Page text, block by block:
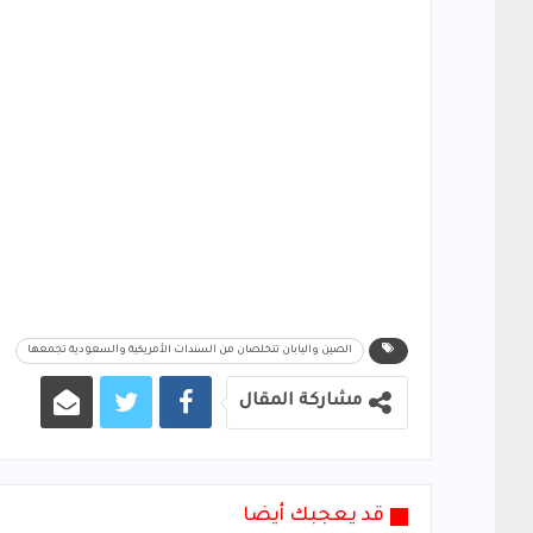
الصين واليابان تتخلصان من السندات الأمريكية والسعودية تجمعها
مشاركة المقال
قد يعجبك أيضا